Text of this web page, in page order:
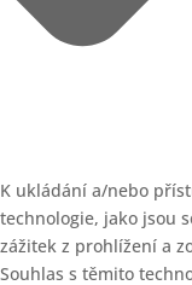
K ukládání a/nebo
technologie, jako jsou
zážitek z prohlížení a
Souhlas s těmito